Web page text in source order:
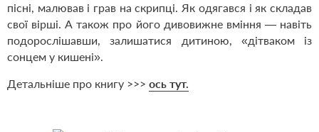
пісні, малював і грав на скрипці. Як одягався і як складав
свої вірші. А також про його дивовижне вміння — навіть
подорослішавши, залишатися дитиною, «дітваком із
сонцем у кишені».
Детальніше про книгу >>> ось тут.